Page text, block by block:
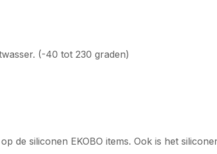
(-40 tot 230 graden)
de siliconen EKOBO items. Ook is het